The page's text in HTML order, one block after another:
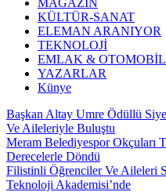
MAGAZİN
KÜLTÜR-SANAT
ELEMAN ARANIYOR
TEKNOLOJİ
EMLAK & OTOMOBİL
YAZARLAR
Künye
Başkan Altay Umre Ödüllü
Ve Aileleriyle Buluştu
Meram Belediyespor Okçuları
Derecelerle Döndü
Filistinli Öğrenciler Ve Aileleri
Teknoloji Akademisi’nde